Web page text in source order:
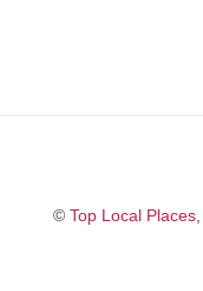
© Top Local Places